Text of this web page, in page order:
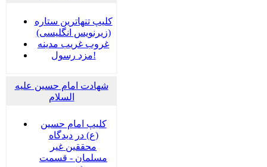
کلیپ تنهاترین ستاره
(زیرنویس انگلیسی)
غروب غریب مدینه
مزد رسول!
شهادت امام حسین علیه
السلام
کلیپ امام حسین
(ع) در دیدگاه
محققین غیر
مسلمان - قسمت